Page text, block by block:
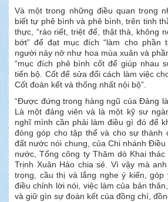
Và một trong những điều quan trọng
biết tự phê bình và phê bình, trên tinh
thực, “ráo riết, triệt để, thật thà, không
bớt” để đạt mục đích “làm cho phần
người nảy nở như hoa mùa xuân và
“mục đích phê bình cốt để giúp nhau
tiến bộ. Cốt để sửa đổi cách làm việc
Cốt đoàn kết và thống nhất nội bộ”.
“Được đứng trong hàng ngũ của Đảng
Là một đảng viên và là một kỹ sư
nghĩ mình cần phải làm điều gì đó để
đóng góp cho tập thể và cho sự thành
đất nước nói chung, của Chi nhánh
nước, Tổng công ty Thăm dò Khai thác
Trịnh Xuân Hảo chia sẻ. Vì vậy mà
trọng, cầu thị và lắng nghe ý kiến,
điều chỉnh lời nói, việc làm của bản
và giữ gìn sự đoàn kết của đồng chí,